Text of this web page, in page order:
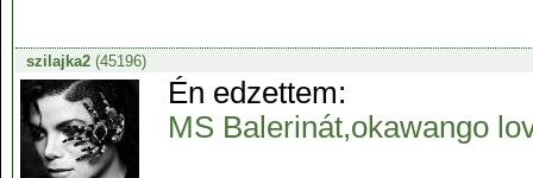
szilajka2(45196)
Én edzettem:
MS Balerinát,okawango